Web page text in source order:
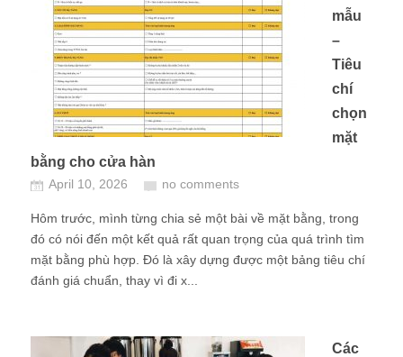
mẫu
–
Tiêu
chí
chọn
mặt
bằng cho cửa hàn
April 10, 2026 no comments
Hôm trước, mình từng chia sẻ một bài về mặt bằng, trong
đó có nói đến một kết quả rất quan trọng của quá trình tìm
mặt bằng phù hợp. Đó là xây dựng được một bảng tiêu chí
đánh giá chuẩn, thay vì đi x...
Các